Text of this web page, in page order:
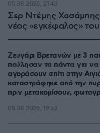
Σερ Ντέμης
νέος «εγκέφαλος»
05.08.2026, 21:43
Ζευγάρι Βρετανών με 3
πούλησαν τα πάντα για να
αγοράσουν σπίτι στην
καταστράφηκε από την
πριν μετακομίσουν,
05.08.2026, 19:53